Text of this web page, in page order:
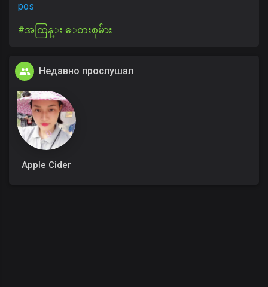
pos
#အထြန္း ေတးစုမ်ား
Недавно прослушал
Apple Cider